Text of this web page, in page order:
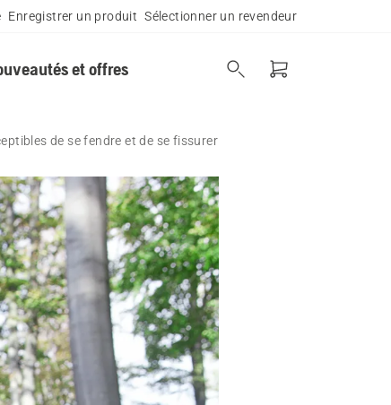
Enregistrer un produit Sélectionner un revendeur
et offres
de se fendre et de se fissurer